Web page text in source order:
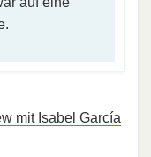
mit Isabel García